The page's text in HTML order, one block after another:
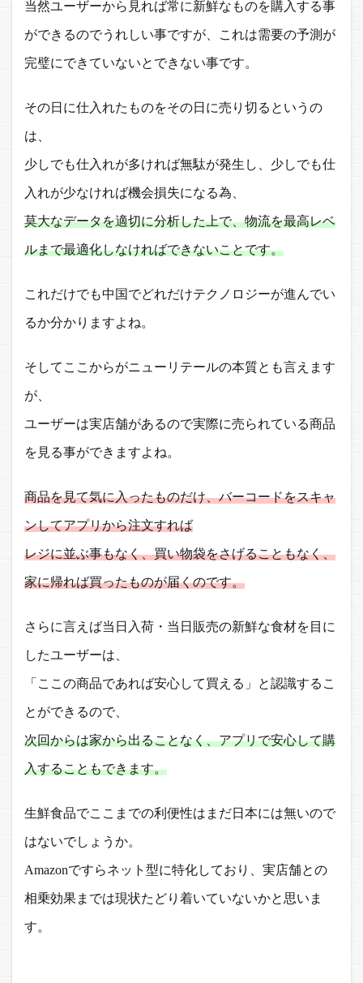
当然ユーザーから見れば常に新鮮なものを購入する事
ができるのでうれしい事ですが、これは需要の予測が
完璧にできていないとできない事です。
その日に仕入れたものをその日に売り切るというの
は、
少しでも仕入れが多ければ無駄が発生し、少しでも仕
入れが少なければ機会損失になる為、
莫大なデータを適切に分析した上で、物流を最高レベ
ルまで最適化しなければできないことです。
これだけでも中国でどれだけテクノロジーが進んでい
るか分かりますよね。
そしてここからがニューリテールの本質とも言えます
が、
ユーザーは実店舗があるので実際に売られている商品
を見る事ができますよね。
商品を見て気に入ったものだけ、バーコードをスキャ
ンしてアプリから注文すれば
レジに並ぶ事もなく、買い物袋をさげることもなく、
家に帰れば買ったものが届くのです。
さらに言えば当日入荷・当日販売の新鮮な食材を目に
したユーザーは、
「ここの商品であれば安心して買える」と認識するこ
とができるので、
次回からは家から出ることなく、アプリで安心して購
入することもできます。
生鮮食品でここまでの利便性はまだ日本には無いので
はないでしょうか。
Amazonですらネット型に特化しており、実店舗との
相乗効果までは現状たどり着いていないかと思いま
す。